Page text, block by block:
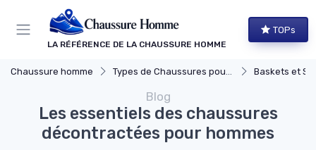
LA RÉFÉRENCE DE LA CHAUSSURE HOMME
TOPs
Chaussure homme Types de Chaussures pour Hommes Baskets et
Blog
Les essentiels des chaussures
décontractées pour hommes
Panneau de gestion des cookies